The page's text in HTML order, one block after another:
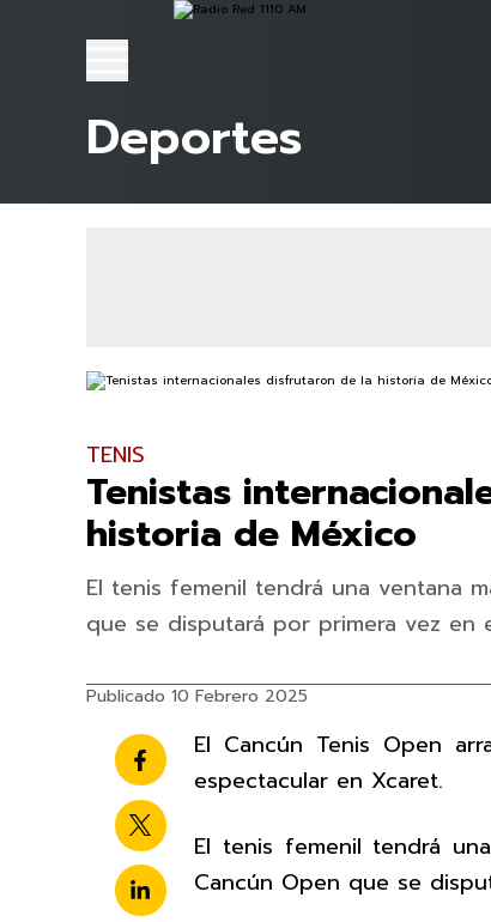
Deportes
TENIS
Tenistas
historia de México
El tenis femenil tendrá una ventana
que se disputará por primera vez en
Publicado 10 Febrero 2025
El Cancún Tenis Open
espectacular en Xcaret.
El tenis femenil tendrá
Cancún Open que se